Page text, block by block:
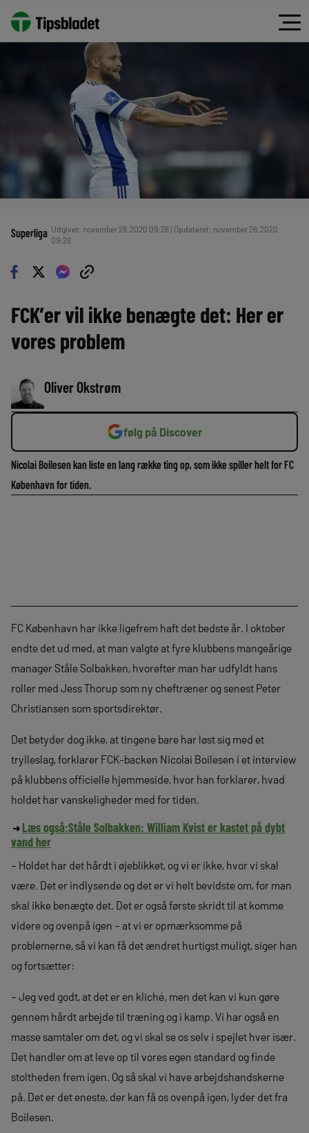
Superliga Udgivet: november 28, 2020 09:28 | Opdateret: november 28, 2020
09:28
FCK’er vil ikke benægte det: Her er
vores problem
Oliver Okstrøm
følg på Discover
Nicolai Boilesen kan liste en lang række ting op, som ikke spiller helt for FC
København for tiden.
FC København har ikke ligefrem haft det bedste år. I oktober
endte det ud med, at man valgte at fyre klubbens mangeårige
manager Ståle Solbakken, hvorefter man har udfyldt hans
roller med Jess Thorup som ny cheftræner og senest Peter
Christiansen som sportsdirektør.
Det betyder dog ikke, at tingene bare har løst sig med et
trylleslag, forklarer FCK-backen Nicolai Boilesen i et interview
på klubbens officielle hjemmeside, hvor han forklarer, hvad
holdet har vanskeligheder med for tiden.
Læs også:Ståle Solbakken: William Kvist er kastet på dybt
vand her
– Holdet har det hårdt i øjeblikket, og vi er ikke, hvor vi skal
være. Det er indlysende og det er vi helt bevidste om, for man
skal ikke benægte det. Det er også første skridt til at komme
videre og ovenpå igen – at vi er opmærksomme på
problemerne, så vi kan få det ændret hurtigst muligt, siger han
og fortsætter:
– Jeg ved godt, at det er en kliché, men det kan vi kun gøre
gennem hårdt arbejde til træning og i kamp. Vi har også en
masse samtaler om det, og vi skal se os selv i spejlet hver især.
Det handler om at leve op til vores egen standard og finde
stoltheden frem igen. Og så skal vi have arbejdshandskerne
på. Det er det eneste, der kan få os ovenpå igen, lyder det fra
Boilesen.